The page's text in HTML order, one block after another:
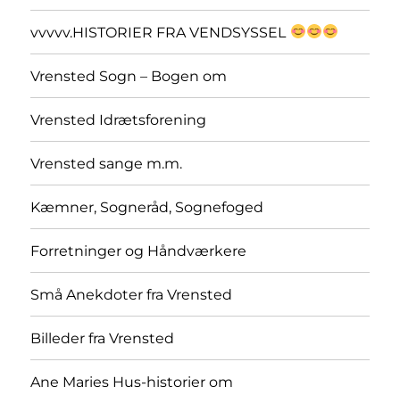
vvvvv.HISTORIER FRA VENDSYSSEL
Vrensted Sogn – Bogen om
Vrensted Idrætsforening
Vrensted sange m.m.
Kæmner, Sogneråd, Sognefoged
Forretninger og Håndværkere
Små Anekdoter fra Vrensted
Billeder fra Vrensted
Ane Maries Hus-historier om